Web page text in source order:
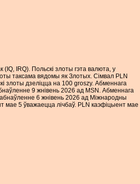
(IQ, IRQ). Польскі злоты гэта валюта, у
таксама вядомы як Злотых. Сімвал PLN
злоты дзеліцца на 100 groszy. Абменнага
9 жнівень 2026 ад MSN. Абменнага
6 жнівень 2026 ад Міжнародны
мае 5 ўважаецца лічбаў. PLN каэфіцыент мае